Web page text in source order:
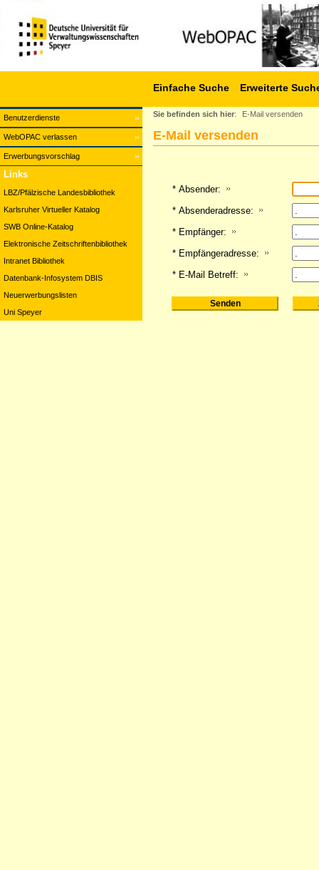
Benutzerdienste
WebOPAC verlassen
Erwerbungsvorschlag
Einfache Suche Erweiterte
Links
LBZ/Pfälzische Landesbibliothek
Karlsruher Virtueller Katalog
SWB Online-Katalog
Elektronische Zeitschriftenbibliothek
Intranet Bibliothek
Datenbank-Infosystem DBIS
Neuerwerbungslisten
Uni Speyer
Sie befinden sich hier: E-Mail versenden
E-Mail versenden
* Absender:
* Absenderadresse:
* Empfänger:
* Empfängeradresse:
* E-Mail Betreff: